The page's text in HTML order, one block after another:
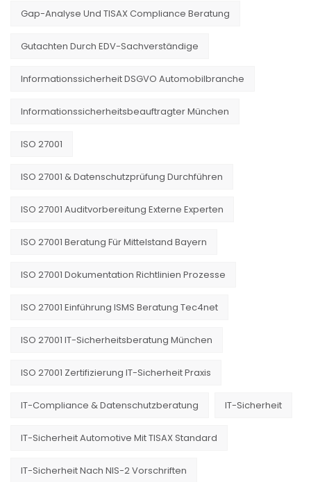
Gap-Analyse Und TISAX Compliance Beratung
Gutachten Durch EDV-Sachverständige
Informationssicherheit DSGVO Automobilbranche
Informationssicherheitsbeauftragter München
ISO 27001
ISO 27001 & Datenschutzprüfung Durchführen
ISO 27001 Auditvorbereitung Externe Experten
ISO 27001 Beratung Für Mittelstand Bayern
ISO 27001 Dokumentation Richtlinien Prozesse
ISO 27001 Einführung ISMS Beratung Tec4net
ISO 27001 IT-Sicherheitsberatung München
ISO 27001 Zertifizierung IT-Sicherheit Praxis
IT-Compliance & Datenschutzberatung IT-Sicherheit
IT-Sicherheit Automotive Mit TISAX Standard
IT-Sicherheit Nach NIS-2 Vorschriften